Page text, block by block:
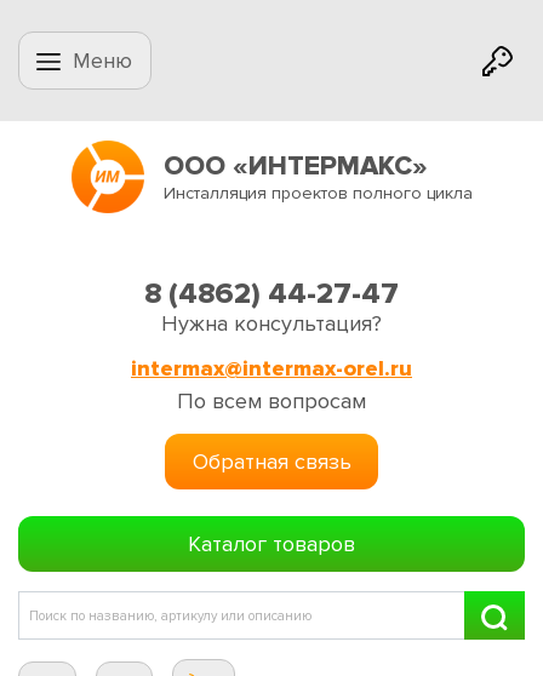
Меню
ООО «ИНТЕРМАКС»
Инсталляция проектов полного цикла
8 (4862) 44-27-47
Нужна консультация?
intermax@intermax-orel.ru
По всем вопросам
Обратная связь
Каталог товаров